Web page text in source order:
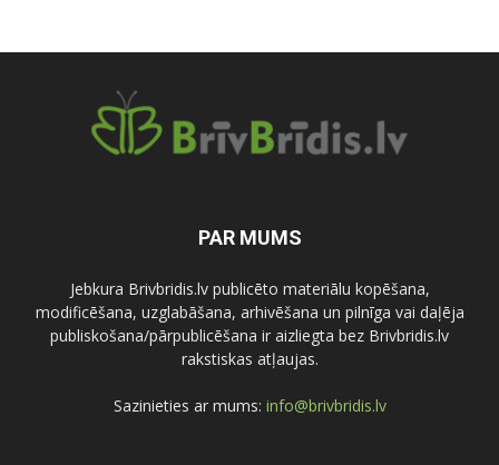
PAR MUMS
Jebkura Brivbridis.lv publicēto materiālu kopēšana,
modificēšana, uzglabāšana, arhivēšana un pilnīga vai daļēja
publiskošana/pārpublicēšana ir aizliegta bez Brivbridis.lv
rakstiskas atļaujas.
Sazinieties ar mums: info@brivbridis.lv